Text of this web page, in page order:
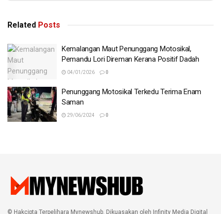
Related Posts
Kemalangan Maut Penunggang Motosikal,
Pemandu Lori Direman Kerana Positif Dadah
04/01/2026 0
Penunggang Motosikal Terkedu Terima Enam
Saman
29/06/2024 0
© Hakcipta Terpelihara Mynewshub. Dikuasakan oleh Infinity Media Digital